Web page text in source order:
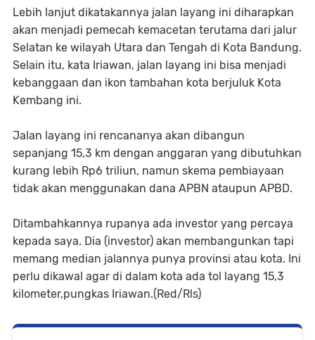
Lebih lanjut dikatakannya jalan layang ini diharapkan
akan menjadi pemecah kemacetan terutama dari jalur
Selatan ke wilayah Utara dan Tengah di Kota Bandung.
Selain itu, kata Iriawan, jalan layang ini bisa menjadi
kebanggaan dan ikon tambahan kota berjuluk Kota
Kembang ini.
Jalan layang ini rencananya akan dibangun
sepanjang 15,3 km dengan anggaran yang dibutuhkan
kurang lebih Rp6 triliun, namun skema pembiayaan
tidak akan menggunakan dana APBN ataupun APBD.
Ditambahkannya rupanya ada investor yang percaya
kepada saya. Dia (investor) akan membangunkan tapi
memang median jalannya punya provinsi atau kota. Ini
perlu dikawal agar di dalam kota ada tol layang 15,3
kilometer,pungkas Iriawan.(Red/Rls)